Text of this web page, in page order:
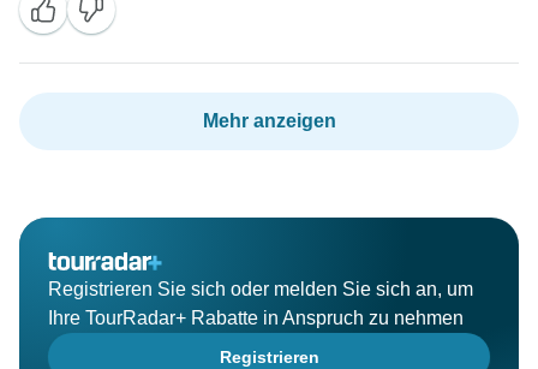
Mehr anzeigen
Registrieren Sie sich oder melden Sie sich an, um
Ihre TourRadar+ Rabatte in Anspruch zu nehmen
Registrieren